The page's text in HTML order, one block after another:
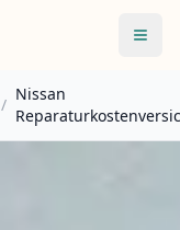
/
Nissan